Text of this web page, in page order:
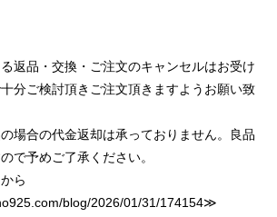
返品・交換・ご注文のキャンセルはお受け
分ご検討頂きご注文頂きますようお願い致
場合の代金返却は承っておりません。良品
で予めご了承ください。
ら
blog/2026/01/31/174154≫